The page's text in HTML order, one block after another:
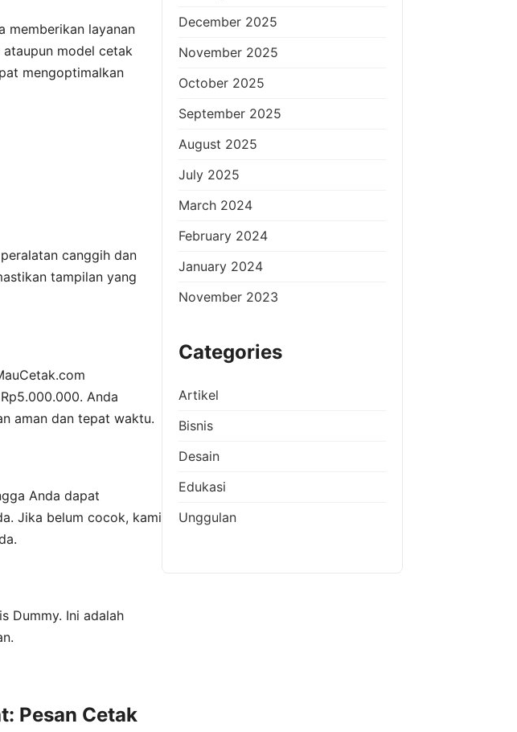
memberikan layanan
model cetak
mengoptimalkan
canggih dan
tampilan yang
Anda
aman dan tepat waktu.
Anda dapat
Jika belum cocok, kami
Dummy. Ini adalah
Pesan Cetak
December 2025
November 2025
October 2025
September 2025
August 2025
July 2025
March 2024
February 2024
January 2024
November 2023
Categories
Artikel
Bisnis
Desain
Edukasi
Unggulan